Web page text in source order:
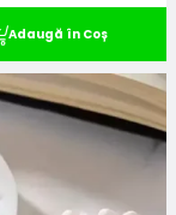
Adaugă în Coș